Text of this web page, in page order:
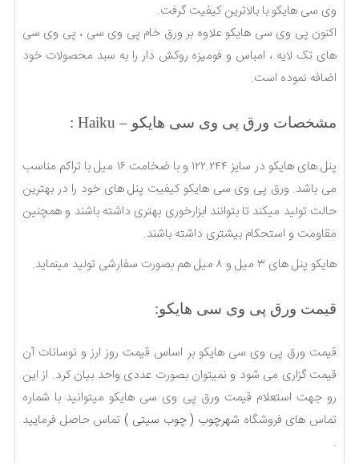
وی سی هایکو با بالاترین کیفیت گرفت.
اکنون پی وی سی هایکو علاوه بر ورق خام پی وی سی ، پی وی سی
های تک لایه ، امباس و فومیزه روکش دار را به سبد محصولات خود
اضافه نموده است.
مشخصات ورق پی وی سی هایکو – Haiku :
پنل های هایکو در سایز ۱۲۲.۲۴۴ و با ضخامت ۱۶ میل با تراکم مناسب
می باشد. ورق پی وی سی هایکو کیفیت پنل های خود را در بهترین
حالت تولید میکند تا بتوانند ابزارخوری بهتری داشته باشند و همچنین
مقاومت و استحکام بیشتری داشته باشند.
هایکو پنل های ۳ میل و ۸ میل هم بصورت سفارشی تولید مینماید.
قیمت ورق پی وی سی هایکو:
قیمت ورق پی وی سی هایکو بر اساس قیمت روز ارز و نوسانات آن
قیمت گزاری می شود و نمیتوان بصورت عددی واحد بیان کرد. از این
رو جهت استعلام قیمت ورق پی وی سی هایکو میتوانید با شماره
تماس های فروشگاه شهرچوب ( چوب سیتی ) تماس حاصل فرمایید
.